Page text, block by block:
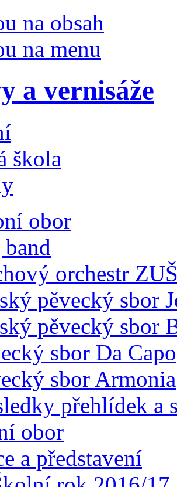
na obsah
na menu
a vernisáže
obor
orchestr
pěvecký sbor
pěvecký sbor
sbor Da Capo
sbor Armonia
přehlídek a
obor
a představení